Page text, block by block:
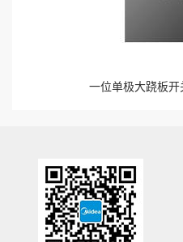
一位单极大跷板